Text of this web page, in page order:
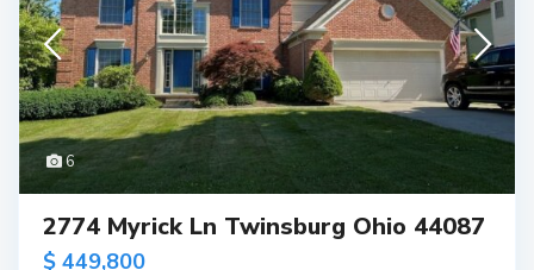
6
2774 Myrick Ln Twinsburg Ohio 44087
$ 449,800